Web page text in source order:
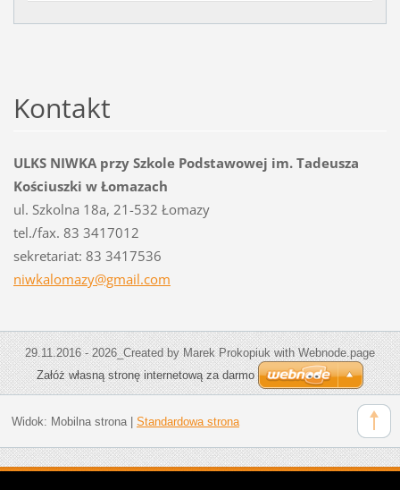
Kontakt
ULKS NIWKA przy Szkole Podstawowej im. Tadeusza
Kościuszki w Łomazach
ul. Szkolna 18a, 21-532 Łomazy
tel./fax. 83 3417012
sekretariat: 83 3417536
niwkalomazy@gmail.com
29.11.2016 - 2026_Created by Marek Prokopiuk with Webnode.page
Załóż własną stronę internetową za darmo
Widok: Mobilna strona| Standardowa strona